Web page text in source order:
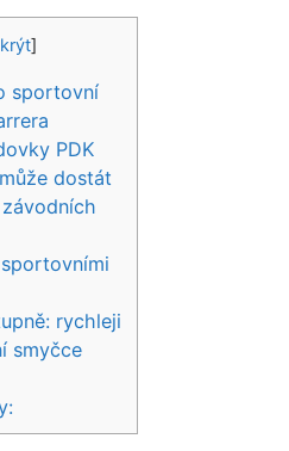
]
sportovní
PDK
dostát
rychleji
smyčce